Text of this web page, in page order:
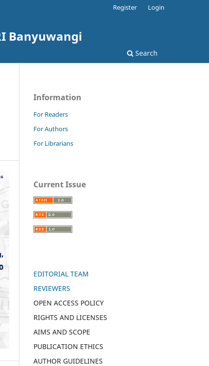
Banyuwangi
Search
Register Login
Information
For Readers
For Authors
For Librarians
Current Issue
EDITORIAL TEAM
REVIEWERS
OPEN ACCESS POLICY
RIGHTS AND LICENSES
AIMS AND SCOPE
PUBLICATION ETHICS
AUTHOR GUIDELINES